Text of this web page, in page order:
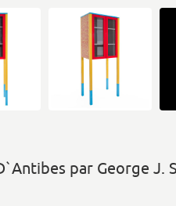
par George J.